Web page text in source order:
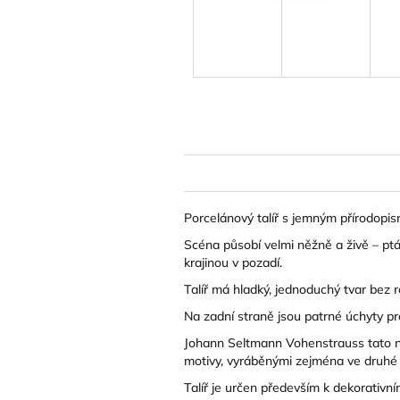
Porcelánový talíř s jemným
Scéna působí velmi něžně a živě –
krajinou v pozadí.
Talíř má hladký, jednoduchý tvar bez
Na zadní straně jsou patrné úchyty
Johann Seltmann Vohenstrauss tato
motivy, vyráběnými zejména ve
Talíř je určen především k